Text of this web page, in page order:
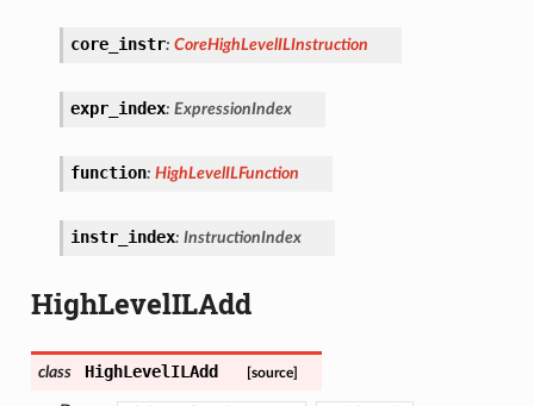
core_instr: CoreHighLevelILInstruction
expr_index: ExpressionIndex
function: HighLevelILFunction
instr_index: InstructionIndex
HighLevelILAdd
class HighLevelILAdd [source]